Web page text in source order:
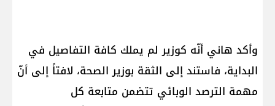
وأكد هاني أنّه كوزير لم يملك كافة التفاصيل في
البداية، فاستند إلى الثقة بوزير الصحة، لافتاً إلى أنّ
مهمة الترصد الوبائي تتضمن متابعة كل